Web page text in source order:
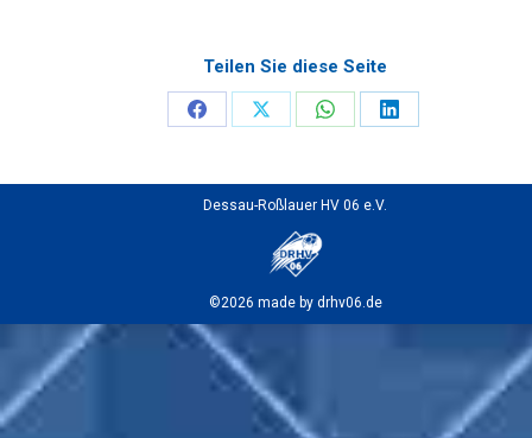
Teilen Sie diese Seite
Share
Facebook
Share
X
Share
WhatsApp
Share
Dessau-Roßlauer HV 06 e.V.
©2026 made by drhv06.de